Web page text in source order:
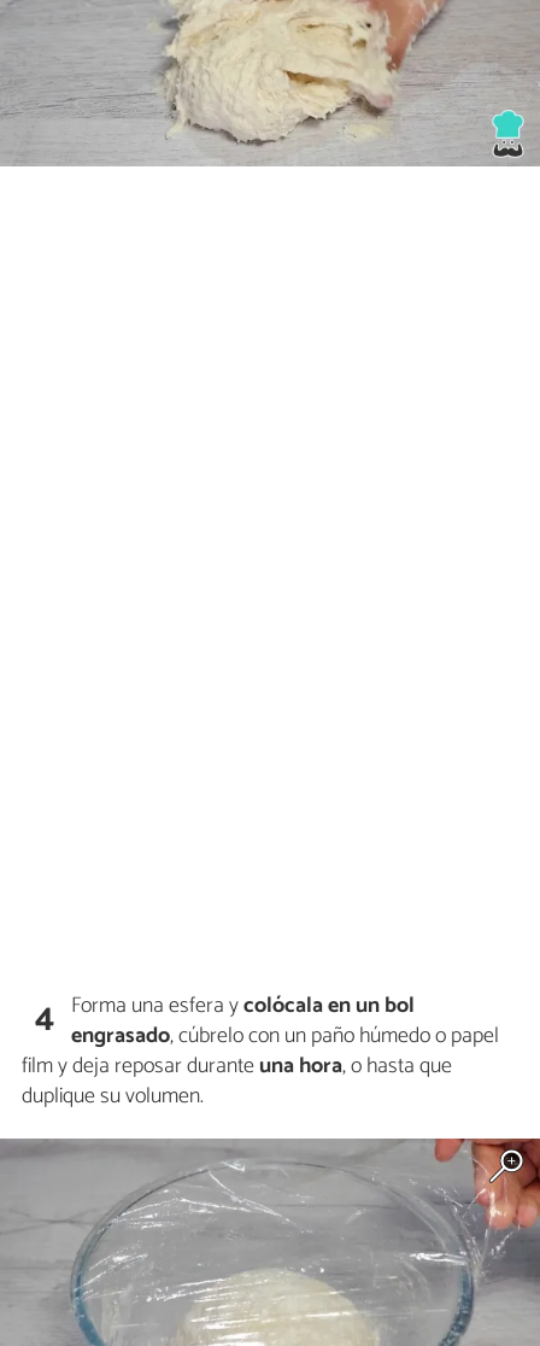
4 Forma una esfera ycolócala en un bol
engrasado, cúbrelo con un paño húmedo o papel
film y deja reposar duranteuna hora, o hasta que
duplique su volumen.